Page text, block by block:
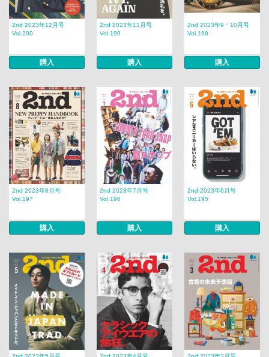
2nd 2023年12月号
Vol.200
購入
2nd 2023年11月号
Vol.199
購入
2nd 2023年9・10月号
Vol.198
購入
2nd 2023年8月号
Vol.197
購入
2nd 2023年7月号
Vol.196
購入
2nd 2023年6月号
Vol.195
購入